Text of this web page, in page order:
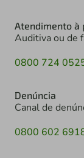
Atendimento à
Auditiva ou de
0800 724
Denúncia
Canal de
0800 602